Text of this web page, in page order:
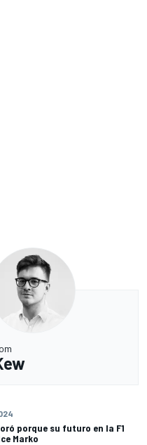
porque su futuro en la F1
Marko